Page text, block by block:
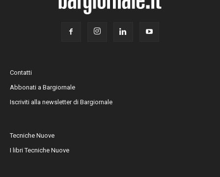
Contatti
Abbonati a Bargiornale
Iscriviti alla newsletter di Bargiornale
Tecniche Nuove
I libri Tecniche Nuove